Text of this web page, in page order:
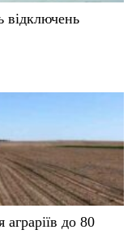
відключень
до 80